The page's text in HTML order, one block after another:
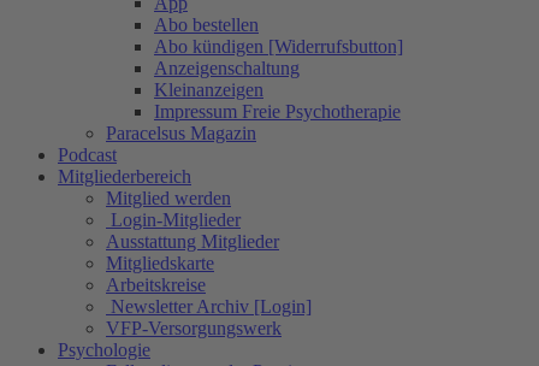
Abo bestellen
Abo kündigen [Widerrufsbutton]
Anzeigenschaltung
Kleinanzeigen
Impressum Freie Psychotherapie
Paracelsus Magazin
Podcast
Mitgliederbereich
Mitglied werden
Login-Mitglieder
Ausstattung Mitglieder
Mitgliedskarte
Arbeitskreise
Newsletter Archiv [Login]
VFP-Versorgungswerk
Psychologie